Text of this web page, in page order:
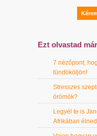
Ezt olvastad
7 nézőpont,
tündököljön!
Stresszes
örömök?
Legyél te is
Afrikában